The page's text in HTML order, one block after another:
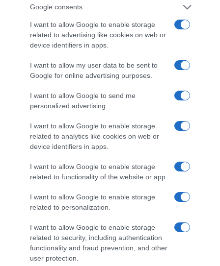
Google consents
I want to allow Google to enable storage
related to advertising like cookies on web or
device identifiers in apps.
I want to allow my user data to be sent to
Google for online advertising purposes.
I want to allow Google to send me
personalized advertising.
I want to allow Google to enable storage
related to analytics like cookies on web or
device identifiers in apps.
I want to allow Google to enable storage
related to functionality of the website or app.
I want to allow Google to enable storage
related to personalization.
I want to allow Google to enable storage
related to security, including authentication
functionality and fraud prevention, and other
user protection.
ΕΛΣΤΑΤ: Δείκτης τιμών καταναλωτή (Ιούλιος 2026)
Το… Δικαίωμα στη Σιωπή…: Ο Πιερρακάκης
Νέο Ειδικό Χωροταξικό Πλαίσιο για τον Τουρισμό
Όσιος Νικάνωρ ο θαυματουργός
Σάκης Αρναούτογλου προς Κομισιόν: «Ακριβότερα τα
διόδια από τους Ευζώνους στην Αθήνα απ’ ό,τι από
τις Βρυξέλλες μέχρι την Ελλάδα»